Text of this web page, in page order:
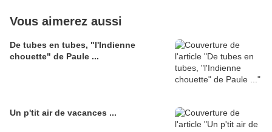
Vous aimerez aussi
De tubes en tubes, "l'Indienne
chouette" de Paule ...
Un p'tit air de vacances ...